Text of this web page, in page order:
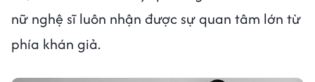
nữ nghệ sĩ luôn nhận được sự quan tâm lớn từ
phía khán giả.